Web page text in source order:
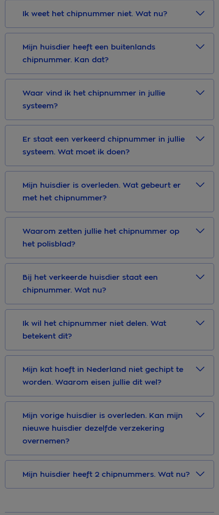
Ik weet het chipnummer niet. Wat nu?
Mijn huisdier heeft een buitenlands
chipnummer. Kan dat?
Waar vind ik het chipnummer in jullie
systeem?
Er staat een verkeerd chipnummer in jullie
systeem. Wat moet ik doen?
Mijn huisdier is overleden. Wat gebeurt er
met het chipnummer?
Waarom zetten jullie het chipnummer op
het polisblad?
Bij het verkeerde huisdier staat een
chipnummer. Wat nu?
Ik wil het chipnummer niet delen. Wat
betekent dit?
Mijn kat hoeft in Nederland niet gechipt te
worden. Waarom eisen jullie dit wel?
Mijn vorige huisdier is overleden. Kan mijn
nieuwe huisdier dezelfde verzekering
overnemen?
Mijn huisdier heeft 2 chipnummers. Wat nu?